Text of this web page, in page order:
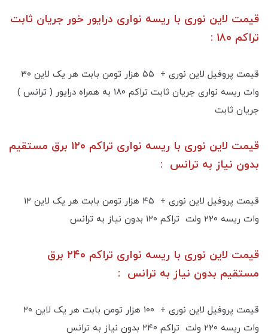
قیمت لاین نوری با ریسه نواری درایور خور جریان ثابت
تراکم ۱۸۰ :
قیمت پروفیل لاین نوری + ۵۵ هزار تومن بابت هر یک لاین ۳۰
وات ریسه نواری جریان ثابت تراکم ۱۸۰ به همراه درایور ( ترانس )
جریان ثابت
قیمت لاین نوری با ریسه نواری تراکم ۱۲۰ برق مستقیم
بدون نیاز به ترانس :
قیمت پروفیل لاین نوری + ۴۵ هزار تومن بابت هر یک لاین ۱۲
وات ریسه ۲۲۰ ولت تراکم ۱۲۰ بدون نیاز به ترانس
قیمت لاین نوری با ریسه نواری تراکم ۲۴۰ برق
مستقیم بدون نیاز به ترانس :
قیمت پروفیل لاین نوری + ۱۰۰ هزار تومن بابت هر یک لاین ۲۰
وات ریسه ۲۲۰ ولت تراکم ۲۴۰ بدون نیاز به ترانس